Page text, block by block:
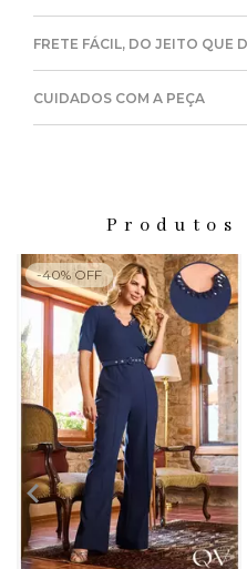
FRETE FÁCIL, DO JEITO QUE
CUIDADOS COM A PEÇA
-40% OFF